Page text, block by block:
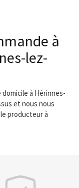
à
lez-
à Hérinnes-
et nous nous
producteur à